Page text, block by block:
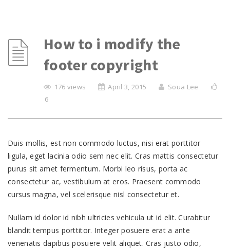
How to i modify the
footer copyright
176 views April 3, 2015
Soua Lee
6
Duis mollis, est non commodo luctus, nisi erat porttitor
ligula, eget lacinia odio sem nec elit. Cras mattis consectetur
purus sit amet fermentum. Morbi leo risus, porta ac
consectetur ac, vestibulum at eros. Praesent commodo
cursus magna, vel scelerisque nisl consectetur et.
Nullam id dolor id nibh ultricies vehicula ut id elit. Curabitur
blandit tempus porttitor. Integer posuere erat a ante
venenatis dapibus posuere velit aliquet. Cras justo odio,